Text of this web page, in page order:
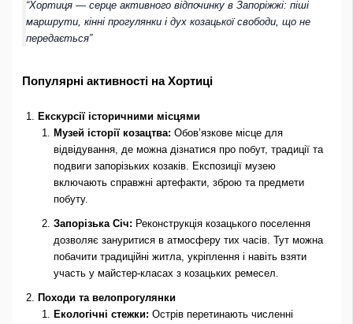
“Хортиця — серце активного відпочинку в Запоріжжі: піші
маршрути, кінні прогулянки і дух козацької свободи, що не
передається”
Популярні активності на Хортиці
Екскурсії історичними місцями
Музей історії козацтва: Обов’язкове місце для
відвідування, де можна дізнатися про побут, традиції та
подвиги запорізьких козаків. Експозиції музею
включають справжні артефакти, зброю та предмети
побуту.
Запорізька Січ: Реконструкція козацького поселення
дозволяє зануритися в атмосферу тих часів. Тут можна
побачити традиційні житла, укріплення і навіть взяти
участь у майстер-класах з козацьких ремесел.
Походи та велопрогулянки
Екологічні стежки: Острів перетинають численні